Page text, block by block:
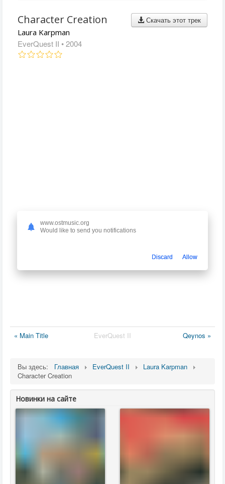
Скачать этот трек
Character Creation
Laura Karpman
EverQuest II • 2004
« Main Title EverQuest II Qeynos »
Вы здесь: Главная EverQuest II
Laura Karpman
Character Creation
Новинки на сайте
www.ostmusic.org
Would like to send you notifications
Discard Allow